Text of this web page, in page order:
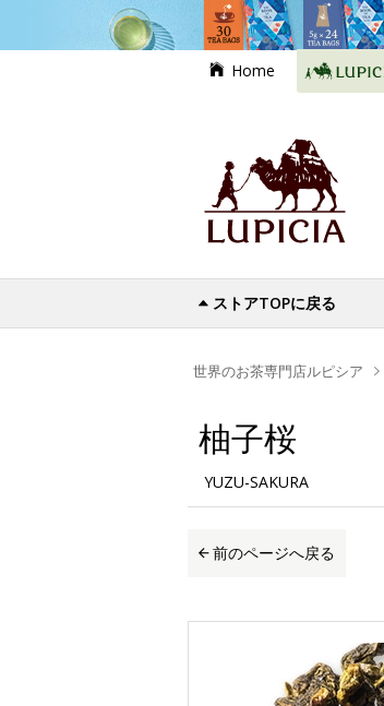
Home
ストアTOPに戻る
世界のお茶専門店ルピシア
柚子桜
YUZU-SAKURA
前のページへ戻る